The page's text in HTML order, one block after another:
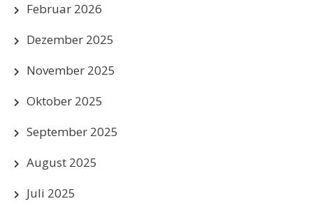
Februar 2026
Dezember 2025
November 2025
Oktober 2025
September 2025
August 2025
Juli 2025